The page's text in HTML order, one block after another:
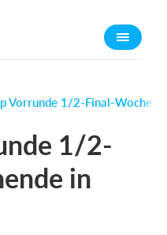
Vorrunde 1/2-Final-
1/2-
in